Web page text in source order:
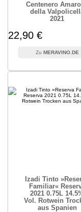
Centenero
della
2021
22,90 €
MERAVINO.DE
Izadi Tinto
Familiar«
2021 0.75L
Vol. Rotwein
aus Spanien